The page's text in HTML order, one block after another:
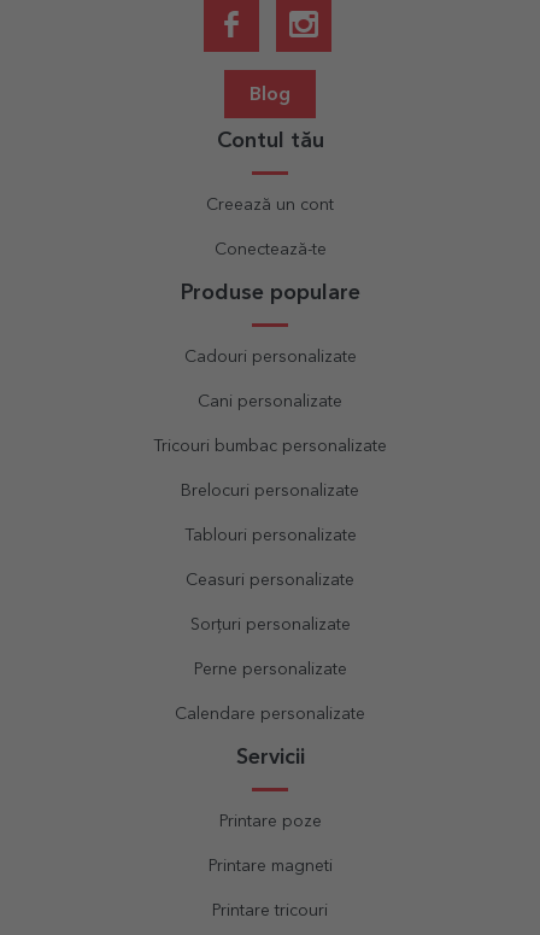
Blog
Contul tău
Creează un cont
Conectează-te
Produse populare
Cadouri personalizate
Cani personalizate
Tricouri bumbac personalizate
Brelocuri personalizate
Tablouri personalizate
Ceasuri personalizate
Sorțuri personalizate
Perne personalizate
Calendare personalizate
Servicii
Printare poze
Printare magneti
Printare tricouri